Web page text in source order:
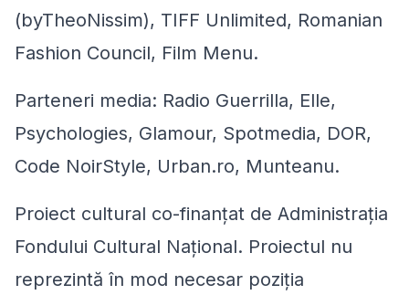
(byTheoNissim), TIFF Unlimited, Romanian
Fashion Council, Film Menu.
Parteneri media: Radio Guerrilla, Elle,
Psychologies, Glamour, Spotmedia, DOR,
Code NoirStyle, Urban.ro, Munteanu.
Proiect cultural co-finanţat de Administraţia
Fondului Cultural Naţional. Proiectul nu
reprezintă în mod necesar poziţia